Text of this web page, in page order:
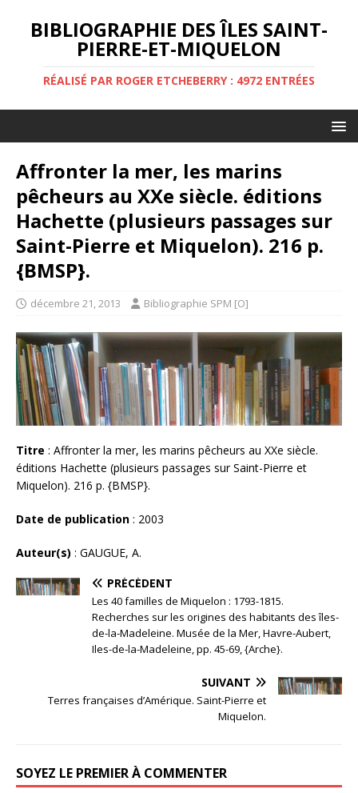
BIBLIOGRAPHIE DES ÎLES SAINT-
PIERRE-ET-MIQUELON
RÉALISÉ PAR ROGER ETCHEBERRY : 4972 ENTRÉES
Affronter la mer, les marins
pêcheurs au XXe siècle. éditions
Hachette (plusieurs passages sur
Saint-Pierre et Miquelon). 216 p.
{BMSP}.
décembre 21, 2013 Bibliographie SPM [O]
Titre : Affronter la mer, les marins pêcheurs au XXe siècle.
éditions Hachette (plusieurs passages sur Saint-Pierre et
Miquelon). 216 p. {BMSP}.
Date de publication : 2003
Auteur(s) : GAUGUE, A.
PRÉCÉDENT
Les 40 familles de Miquelon : 1793-1815.
Recherches sur les origines des habitants des îles-
de-la-Madeleine. Musée de la Mer, Havre-Aubert,
Iles-de-la-Madeleine, pp. 45-69, {Arche}.
SUIVANT
Terres françaises d’Amérique. Saint-Pierre et
Miquelon.
SOYEZ LE PREMIER À COMMENTER